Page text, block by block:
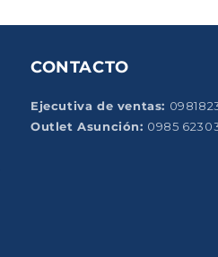
CONTACTO
Ejecutiva de ventas:
Outlet Asunción: 0985